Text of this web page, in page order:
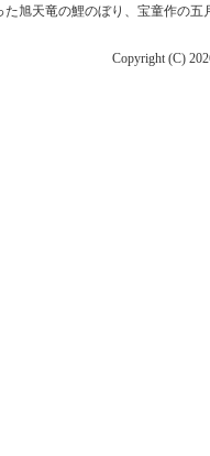
旭天竜の鯉のぼり、宝童作の
Copyright (C)